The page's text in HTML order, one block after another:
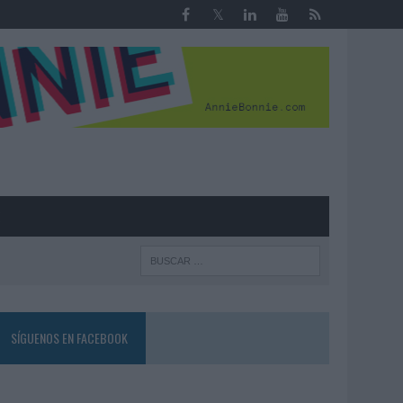
SÍGUENOS EN FACEBOOK